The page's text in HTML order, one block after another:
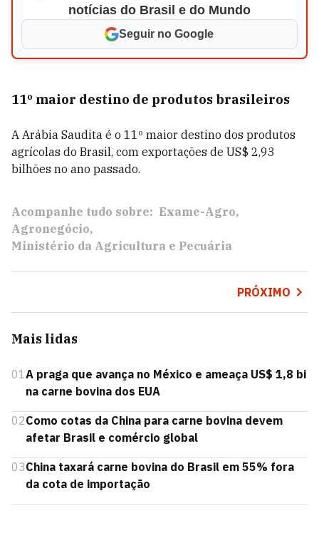
notícias do Brasil e do Mundo
Seguir no Google
11º maior destino de produtos brasileiros
A Arábia Saudita é o 11º maior destino dos produtos
agrícolas do Brasil, com exportações de US$ 2,93
bilhões no ano passado.
Acompanhe tudo sobre: Exame-Agro
Agronegócio
Ministério da Agricultura e Pecuária
PRÓXIMO
Mais lidas
01A praga que avança no México e ameaça US$ 1,8 bi
na carne bovina dos EUA
02Como cotas da China para carne bovina devem
afetar Brasil e comércio global
03China taxará carne bovina do Brasil em 55% fora
da cota de importação